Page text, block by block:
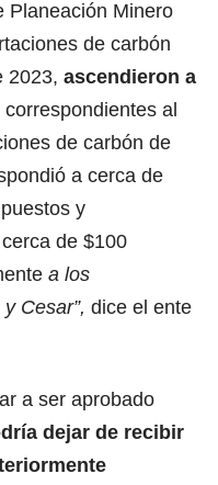
Planeación Minero
de carbón
2023, ascendieron a
correspondientes al
de carbón de
a cerca de
y
de $100
a los
Cesar”, dice el ente
a ser aprobado
dejar de recibir